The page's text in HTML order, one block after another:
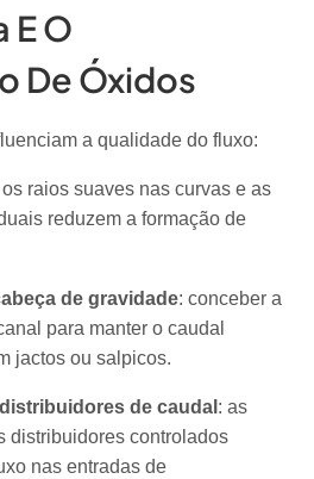
E O
De Óxidos
a qualidade do fluxo:
os raios suaves nas curvas e as
reduzem a formação de
de gravidade: conceber a
para manter o caudal
jactos ou salpicos.
de caudal : as
distribuidores controlados
nas entradas de